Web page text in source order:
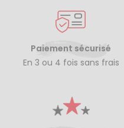
Paiement sécurisé
En 3 ou 4 fois sans frais